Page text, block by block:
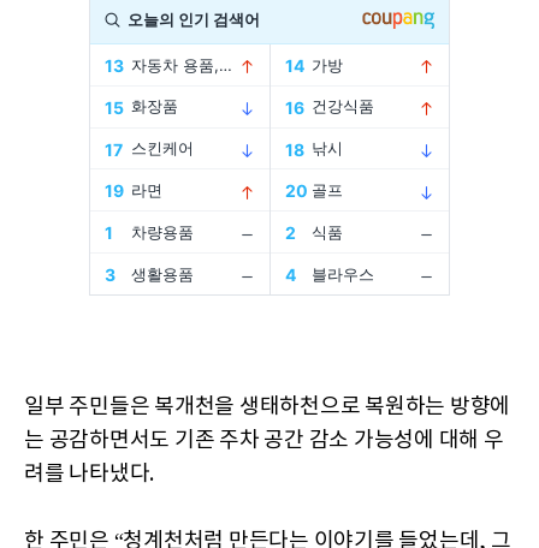
일부 주민들은 복개천을 생태하천으로 복원하는 방향에
는 공감하면서도 기존 주차 공간 감소 가능성에 대해 우
려를 나타냈다.
한 주민은 “청계천처럼 만든다는 이야기를 들었는데, 그